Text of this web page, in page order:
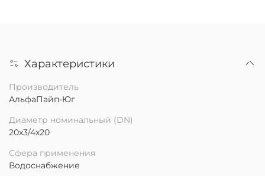
Характеристики
Производитель
АльфаПайп-Юг
Диаметр номинальный (DN)
20х3/4х20
Сфера применения
Водоснабжение